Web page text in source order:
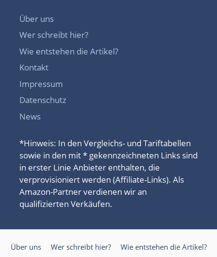
Über uns
Wer schreibt hier?
Wie entstehen die Artikel?
Kontakt
Impressum
Datenschutz
News
*Hinweis: In den Vergleichs- und Tariftabellen
sowie in den mit * gekennzeichneten Links sind
in erster Linie Anbieter enthalten, die
verprovisioniert werden (Affiliate-Links). Als
Amazon-Partner verdienen wir an
qualifizierten Verkäufen.
Über uns Wer schreibt hier? Wie entstehen die Artikel?